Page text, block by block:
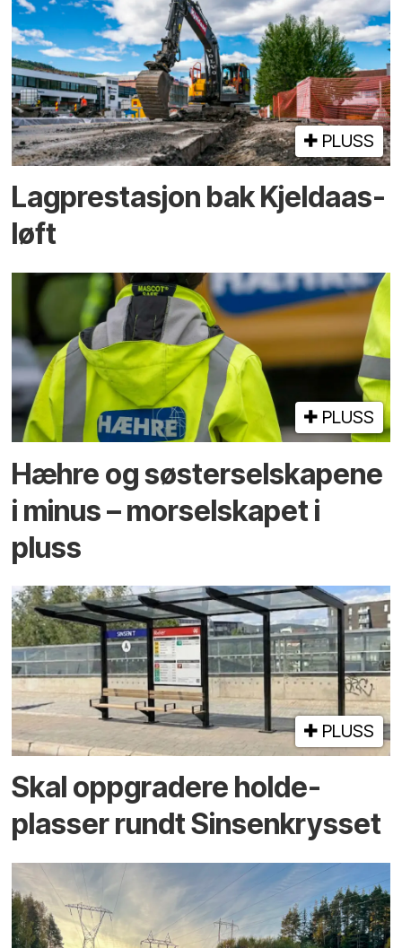
PLUSS
Lagprestasjon bak Kjeldaas-
løft
PLUSS
Hæhre og søster­selskapene
i minus – mor­selskapet i
pluss
PLUSS
Skal oppgradere holde­
plasser rundt Sinsenkrysset